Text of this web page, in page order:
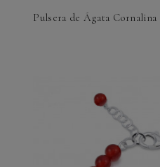
Pulsera de Ágata Cornalina